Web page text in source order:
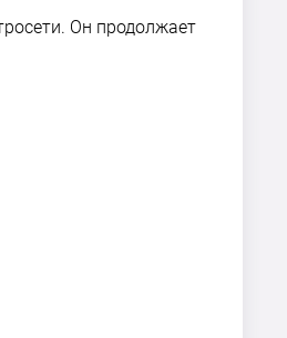
Он продолжает